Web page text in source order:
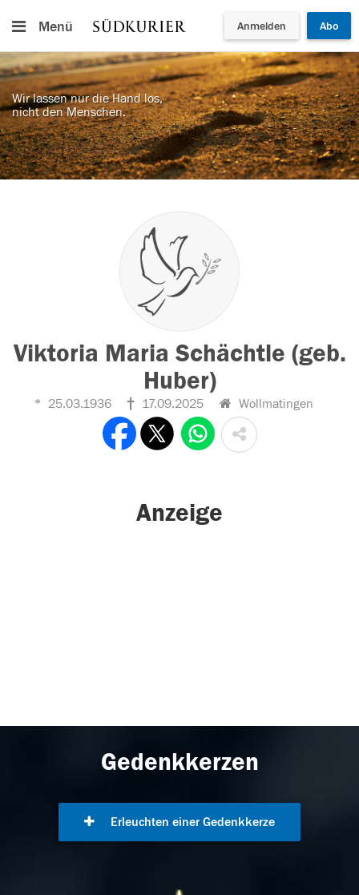
Menü Anmelden Abo
Wir lassen nur die Hand los,
nicht den Menschen.
Viktoria Maria Schächtle (geb.
Huber)
25.03.1936 17.09.2025 Wollmatingen
Anzeige
Gedenkkerzen
Erleuchten einer Gedenkkerze